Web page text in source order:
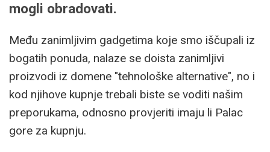
mogli obradovati.
Među zanimljivim gadgetima koje smo iščupali iz
bogatih ponuda, nalaze se doista zanimljivi
proizvodi iz domene "tehnološke alternative", no i
kod njihove kupnje trebali biste se voditi našim
preporukama, odnosno provjeriti imaju li Palac
gore za kupnju.